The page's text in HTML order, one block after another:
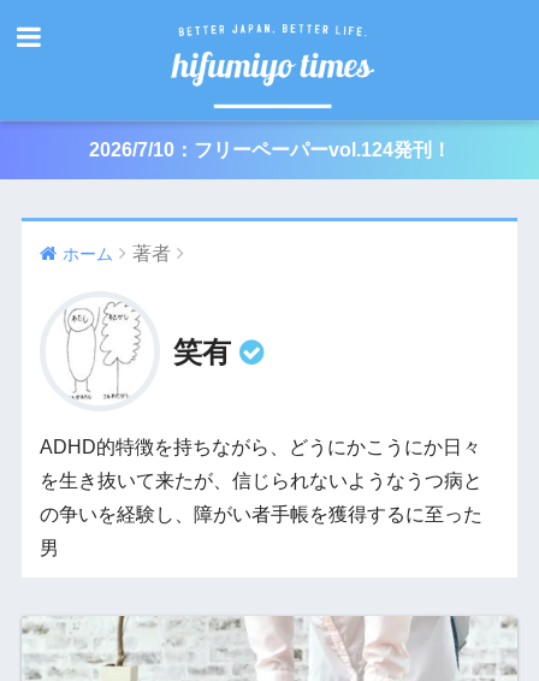
2026/7/10：フリーペーパーvol.124発刊！
ホーム 著者
笑有
ADHD的特徴を持ちながら、どうにかこうにか日々
を生き抜いて来たが、信じられないようなうつ病と
の争いを経験し、障がい者手帳を獲得するに至った
男